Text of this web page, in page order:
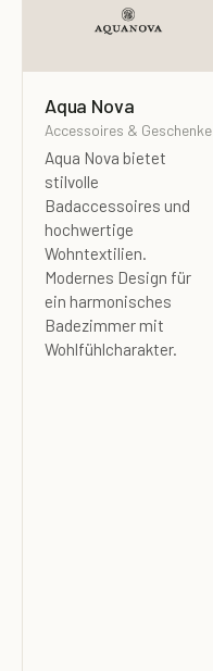
Aqua Nova
Accessoires & Geschenke
Aqua Nova bietet
stilvolle
Badaccessoires und
hochwertige
Wohntextilien.
Modernes Design für
ein harmonisches
Badezimmer mit
Wohlfühlcharakter.